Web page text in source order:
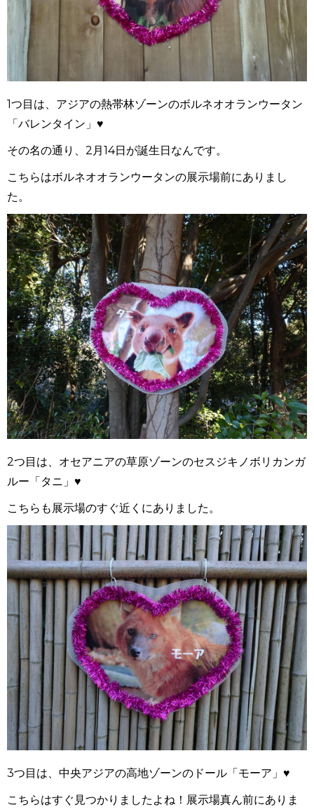
1つ目は、アジアの熱帯林ゾーンのボルネオオランウータン
「バレンタイン」♥
その名の通り、2月14日が誕生日なんです。
こちらはボルネオオランウータンの展示場前にありまし
た。
2つ目は、オセアニアの草原ゾーンのセスジキノボリカンガ
ルー「タニ」♥
こちらも展示場のすぐ近くにありました。
3つ目は、中央アジアの高地ゾーンのドール「モーア」♥
こちらはすぐ見つかりましたよね！展示場真ん前にありま